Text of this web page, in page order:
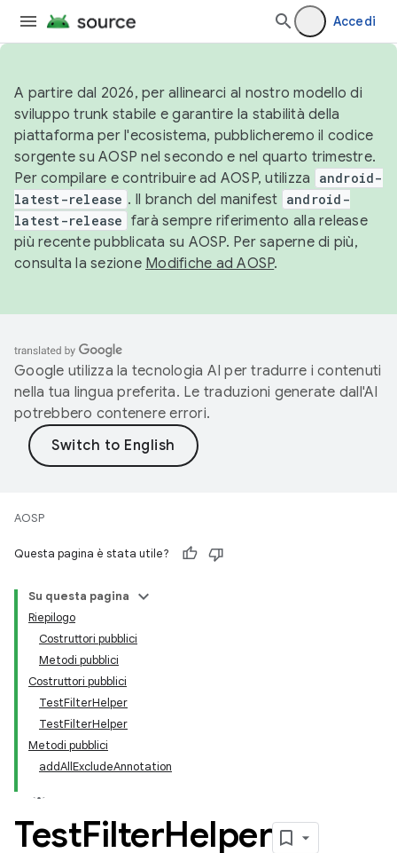
Accedi
A partire dal 2026, per allinearci al nostro modello di
sviluppo trunk stabile e garantire la stabilità della
piattaforma per l'ecosistema, pubblicheremo il codice
sorgente su AOSP nel secondo e nel quarto trimestre.
Per compilare e contribuire ad AOSP, utilizza
android-
latest-release . Il branch del manifest android-
latest-release farà sempre riferimento alla release
più recente pubblicata su AOSP. Per saperne di più,
consulta la sezione Modifiche ad AOSP.
Google utilizza la tecnologia AI per tradurre i contenuti
nella tua lingua preferita. Le traduzioni generate dall'AI
potrebbero contenere errori.
AOSP
Questa pagina è stata utile?
Su questa pagina
Riepilogo
Costruttori pubblici
Metodi pubblici
Costruttori pubblici
TestFilterHelper
TestFilterHelper
Metodi pubblici
addAllExcludeAnnotation
TestFilterHelper